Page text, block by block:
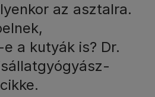
az asztalra.
a kutyák is? Dr.